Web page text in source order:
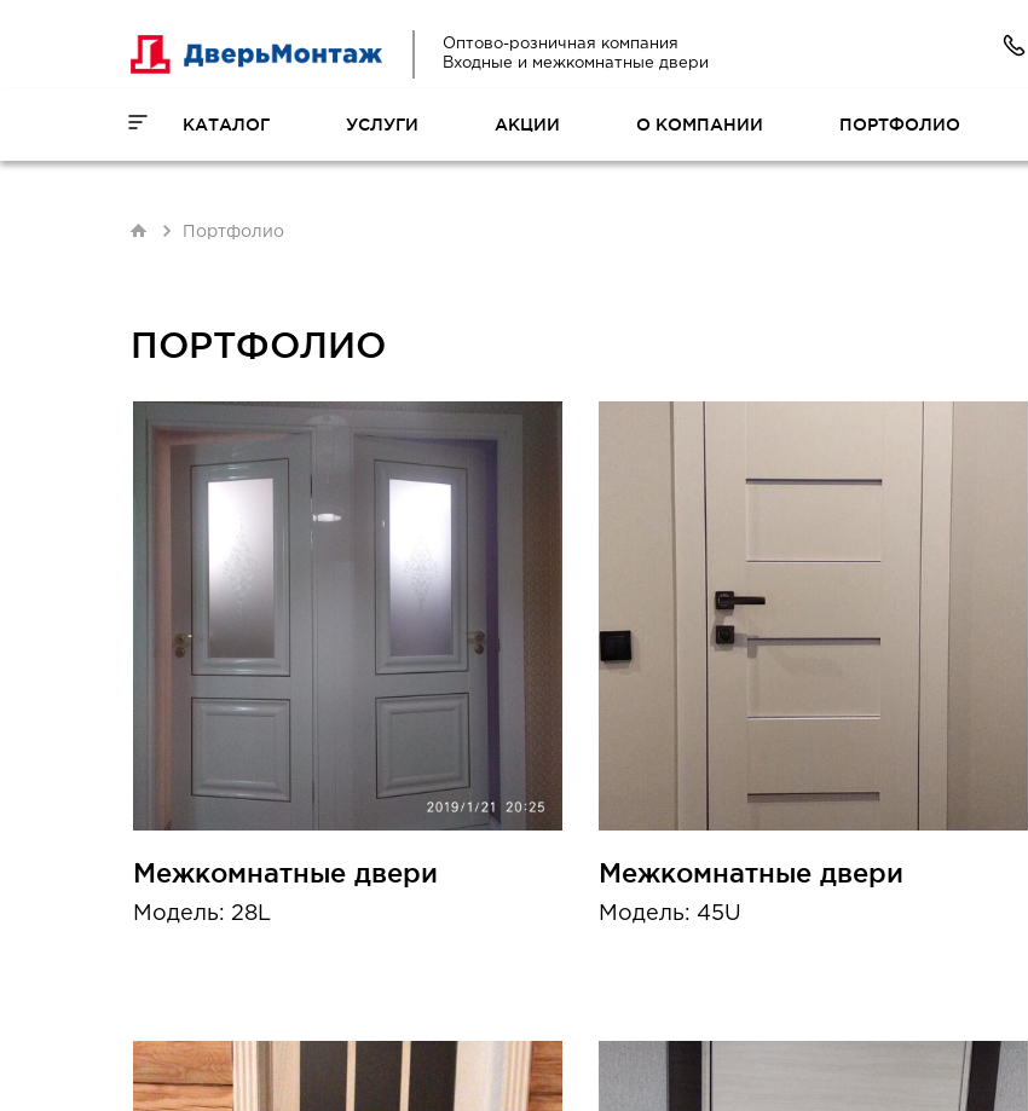
Оптово-розничная компания
Входные и межкомнатные двери
КАТАЛОГ УСЛУГИ АКЦИИ О КОМПАНИИ ПОРТФОЛИО
Портфолио
ПОРТФОЛИО
Межкомнатные двери
Модель: 28L
Межкомнатные двери
Модель: 45U